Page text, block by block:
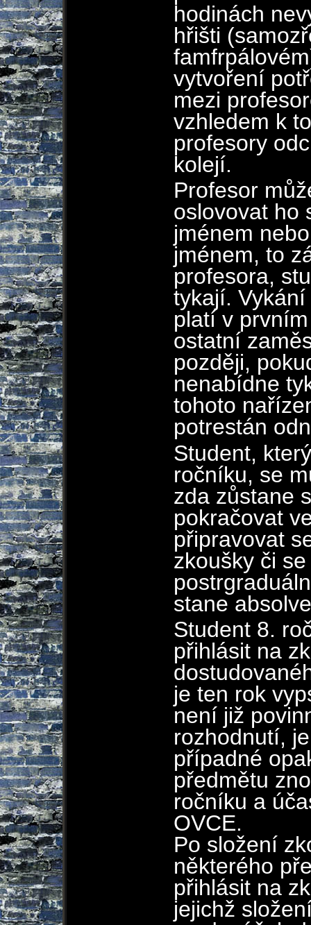
hodinách
hřišti
vytvoření
mezi
vzhledem k
profesory
kolejí.
Profesor
oslovovat ho
jménem
jménem, to
profesora,
tykají.
platí v
ostatní
později,
nenabídne
tohoto
potrestán
Student,
ročníku, se
zda zůstane
pokračovat
připravovat
zkoušky či
stane
Student 8.
přihlásit na
je ten rok
není již
rozhodnutí,
případné
předmětu
ročníku a
OVCE.
Po složení
některého
přihlásit na
jejichž